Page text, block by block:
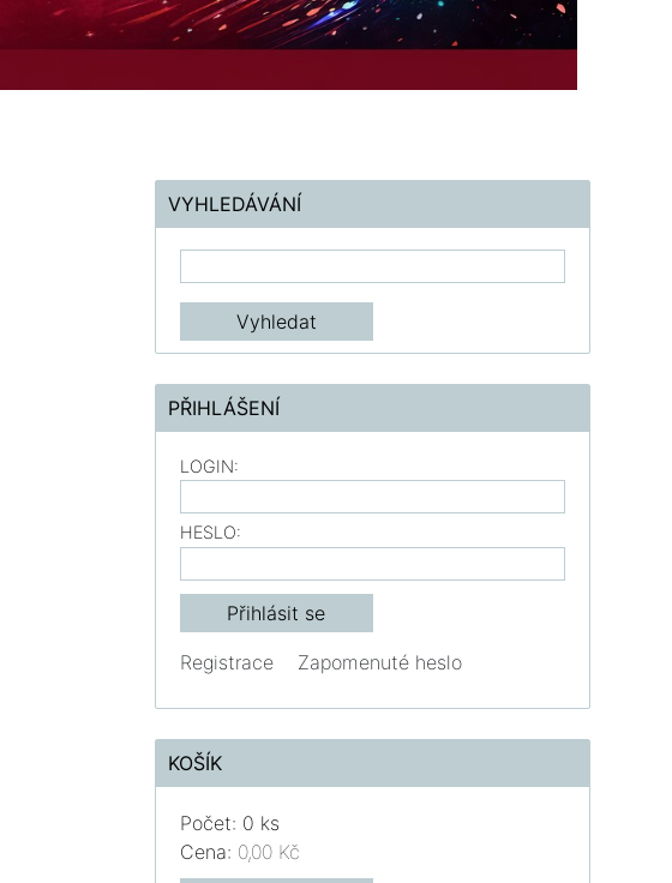
VYHLEDÁVÁNÍ
PŘIHLÁŠENÍ
LOGIN:
HESLO:
Registrace Zapomenuté heslo
KOŠÍK
Počet: 0 ks
Cena: 0,00 Kč